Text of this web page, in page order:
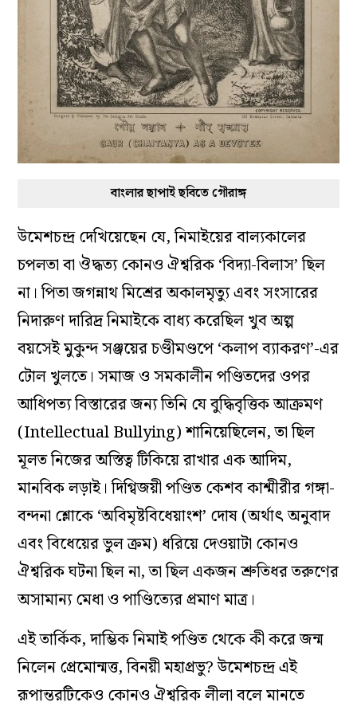
বাংলার ছাপাই ছবিতে গৌরাঙ্গ
উমেশচন্দ্র দেখিয়েছেন যে, নিমাইয়ের বাল্যকালের
চপলতা বা ঔদ্ধত্য কোনও ঐশ্বরিক ‘বিদ্যা-বিলাস’ ছিল
না। পিতা জগন্নাথ মিশ্রের অকালমৃত্যু এবং সংসারের
নিদারুণ দারিদ্র নিমাইকে বাধ্য করেছিল খুব অল্প
বয়সেই মুকুন্দ সঞ্জয়ের চণ্ডীমণ্ডপে ‘কলাপ ব্যাকরণ’-এর
টোল খুলতে। সমাজ ও সমকালীন পণ্ডিতদের ওপর
আধিপত্য বিস্তারের জন্য তিনি যে বুদ্ধিবৃত্তিক আক্রমণ
(Intellectual Bullying) শানিয়েছিলেন, তা ছিল
মূলত নিজের অস্তিত্ব টিকিয়ে রাখার এক আদিম,
মানবিক লড়াই। দিগ্বিজয়ী পণ্ডিত কেশব কাশ্মীরীর গঙ্গা-
বন্দনা শ্লোকে ‘অবিমৃষ্টবিধেয়াংশ’ দোষ (অর্থাৎ অনুবাদ
এবং বিধেয়ের ভুল ক্রম) ধরিয়ে দেওয়াটা কোনও
ঐশ্বরিক ঘটনা ছিল না, তা ছিল একজন শ্রুতিধর তরুণের
অসামান্য মেধা ও পাণ্ডিত্যের প্রমাণ মাত্র।
এই তার্কিক, দাম্ভিক নিমাই পণ্ডিত থেকে কী করে জন্ম
নিলেন প্রেমোন্মত্ত, বিনয়ী মহাপ্রভু? উমেশচন্দ্র এই
রূপান্তরটিকেও কোনও ঐশ্বরিক লীলা বলে মানতে